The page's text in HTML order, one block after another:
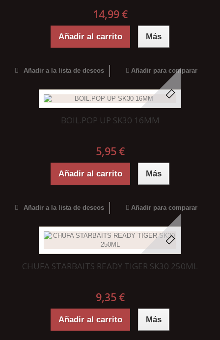
14,99 €
Añadir al carrito Más
Añadir a la lista de deseos Añadir para comparar
BOIL.POP UP SK30 16MM
5,95 €
Añadir al carrito Más
Añadir a la lista de deseos Añadir para comparar
CHUFA STARBAITS READY TIGER SK30 250ML
9,35 €
Añadir al carrito Más